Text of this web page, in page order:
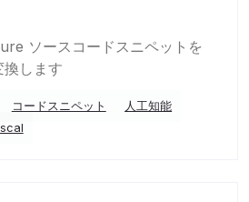
ソースコードスニペットを
します
コードスニペット
人工知能